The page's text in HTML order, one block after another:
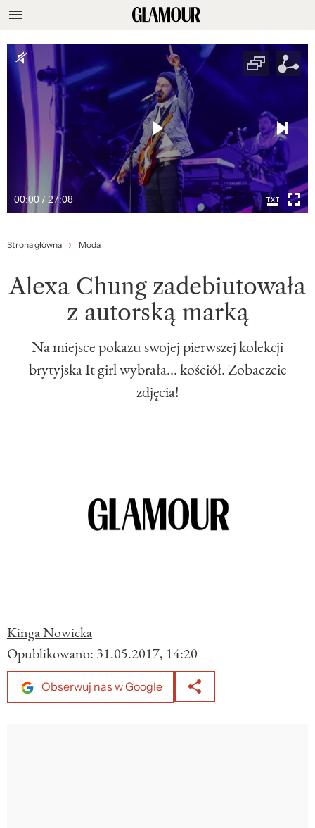
00:00 / 27:08
Strona główna Moda
Alexa Chung zadebiutowała
z autorską marką
Na miejsce pokazu swojej pierwszej kolekcji
brytyjska It girl wybrała... kościół. Zobaczcie
zdjęcia!
Kinga Nowicka
Opublikowano: 31.05.2017, 14:20
Obserwuj nas w Google